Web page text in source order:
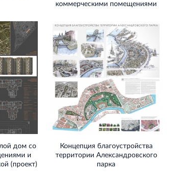
коммерческими помещениями
дом со
и
(проект)
Концепция благоустройства
территории Александровского
парка